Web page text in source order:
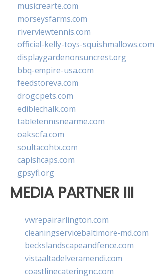
musicrearte.com
morseysfarms.com
riverviewtennis.com
official-kelly-toys-squishmallows.com
displaygardenonsuncrest.org
bbq-empire-usa.com
feedstoreva.com
drogopets.com
ediblechalk.com
tabletennisnearme.com
oaksofa.com
soultacohtx.com
capishcaps.com
gpsyfl.org
MEDIA PARTNER III
vwrepairarlington.com
cleaningservicebaltimore-md.com
beckslandscapeandfence.com
vistaaltadelveramendi.com
coastlinecateringnc.com